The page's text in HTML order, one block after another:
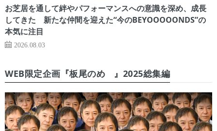
お芝居を通して絆やパフォーマンスへの意識を深め、成長
してきた 新たな仲間を迎えた“今のBEYOOOOONDS”の
本気に注目
2026.08.03
WEB限定企画『板尾のめ゙』2025総集編